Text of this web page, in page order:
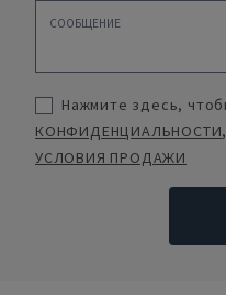
Нажмите здесь,
КОНФИДЕНЦИАЛЬНОСТИ
УСЛОВИЯ ПРОДАЖИ